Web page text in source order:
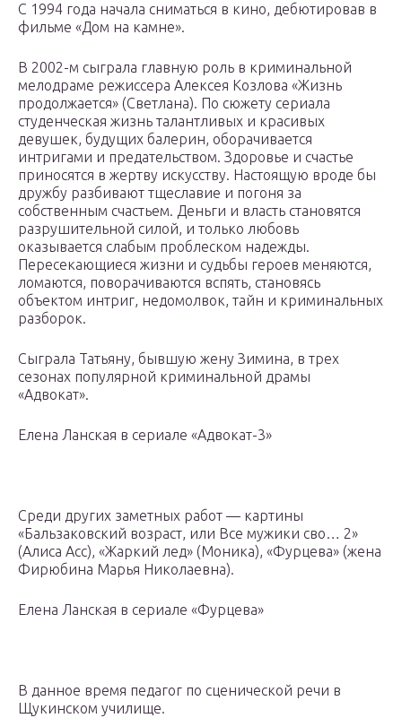
С 1994 года начала сниматься в кино, дебютировав в
фильме «Дом на камне».
В 2002-м сыграла главную роль в криминальной
мелодраме режиссера Алексея Козлова «Жизнь
продолжается» (Светлана). По сюжету сериала
студенческая жизнь талантливых и красивых
девушек, будущих балерин, оборачивается
интригами и предательством. Здоровье и счастье
приносятся в жертву искусству. Настоящую вроде бы
дружбу разбивают тщеславие и погоня за
собственным счастьем. Деньги и власть становятся
разрушительной силой, и только любовь
оказывается слабым проблеском надежды.
Пересекающиеся жизни и судьбы героев меняются,
ломаются, поворачиваются вспять, становясь
объектом интриг, недомолвок, тайн и криминальных
разборок.
Сыграла Татьяну, бывшую жену Зимина, в трех
сезонах популярной криминальной драмы
«Адвокат».
Елена Ланская в сериале «Адвокат-3»
Среди других заметных работ — картины
«Бальзаковский возраст, или Все мужики сво… 2»
(Алиса Асс), «Жаркий лед» (Моника), «Фурцева» (жена
Фирюбина Марья Николаевна).
Елена Ланская в сериале «Фурцева»
В данное время педагог по сценической речи в
Щукинском училище.